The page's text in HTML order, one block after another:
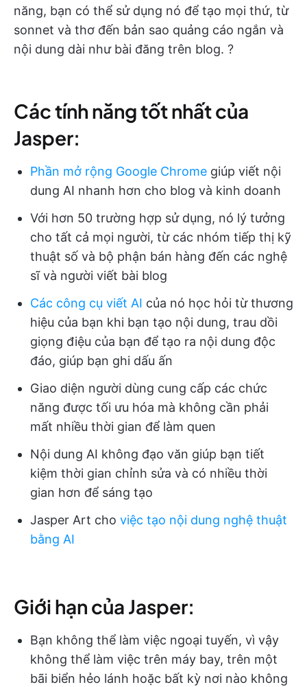
năng, bạn có thể sử dụng nó để tạo mọi thứ, từ
sonnet và thơ đến bản sao quảng cáo ngắn và
nội dung dài như bài đăng trên blog. ?
Các tính năng tốt nhất của
Jasper:
Phần mở rộng Google Chrome giúp viết nội
dung AI nhanh hơn cho blog và kinh doanh
Với hơn 50 trường hợp sử dụng, nó lý tưởng
cho tất cả mọi người, từ các nhóm tiếp thị kỹ
thuật số và bộ phận bán hàng đến các nghệ
sĩ và người viết bài blog
Các công cụ viết AI của nó học hỏi từ thương
hiệu của bạn khi bạn tạo nội dung, trau dồi
giọng điệu của bạn để tạo ra nội dung độc
đáo, giúp bạn ghi dấu ấn
Giao diện người dùng cung cấp các chức
năng được tối ưu hóa mà không cần phải
mất nhiều thời gian để làm quen
Nội dung AI không đạo văn giúp bạn tiết
kiệm thời gian chỉnh sửa và có nhiều thời
gian hơn để sáng tạo
Jasper Art cho việc tạo nội dung nghệ thuật
bằng AI
Giới hạn của Jasper:
Bạn không thể làm việc ngoại tuyến, vì vậy
không thể làm việc trên máy bay, trên một
bãi biển hẻo lánh hoặc bất kỳ nơi nào không